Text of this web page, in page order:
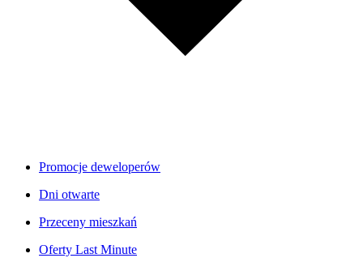
Promocje deweloperów
Dni otwarte
Przeceny mieszkań
Oferty Last Minute